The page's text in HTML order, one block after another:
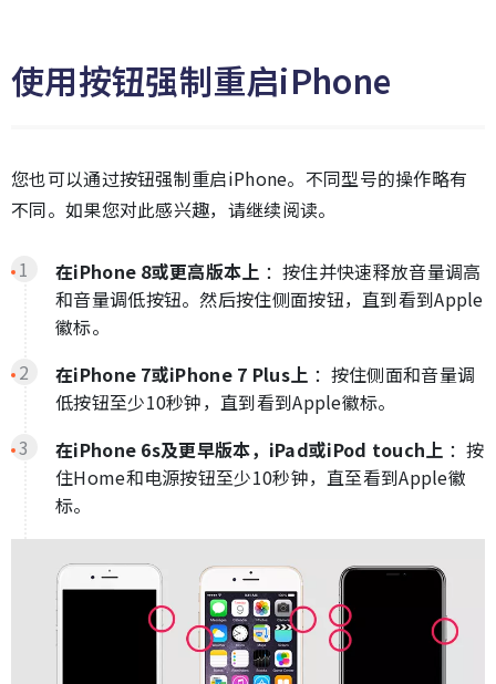
使用按钮强制重启iPhone
您也可以通过按钮强制重启iPhone。不同型号的操作略有
不同。如果您对此感兴趣，请继续阅读。
在iPhone 8或更高版本上 ：按住并快速释放音量调高
和音量调低按钮。然后按住侧面按钮，直到看到Apple
徽标。
在iPhone 7或iPhone 7 Plus上 ：按住侧面和音量调
低按钮至少10秒钟，直到看到Apple徽标。
在iPhone 6s及更早版本，iPad或iPod touch上 ：按
住Home和电源按钮至少10秒钟，直至看到Apple徽
标。